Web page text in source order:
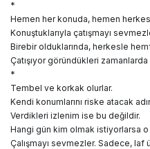
*
Hemen her konuda, hemen
Konuştuklarıyla çatışmayı
Birebir olduklarında, herkesle
Çatışıyor göründükleri
*
Tembel ve korkak olurlar.
Kendi konumlarını riske atacak
Verdikleri izlenim ise bu değildir.
Hangi gün kim olmak istiyorlarsa o
Çalışmayı sevmezler. Sadece, laf